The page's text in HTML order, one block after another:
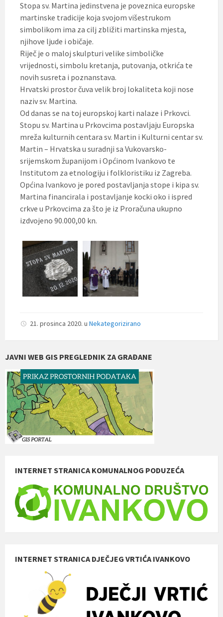
Stopa sv. Martina jedinstvena je poveznica europske
martinske tradicije koja svojom višestrukom
simbolikom ima za cilj zbližiti martinska mjesta,
njihove ljude i običaje.
Riječ je o maloj skulpturi velike simboličke
vrijednosti, simbolu kretanja, putovanja, otkrića te
novih susreta i poznanstava.
Hrvatski prostor čuva velik broj lokaliteta koji nose
naziv sv. Martina.
Od danas se na toj europskoj karti nalaze i Prkovci.
Stopu sv. Martina u Prkovcima postavljaju Europska
mreža kulturnih centara sv. Martin i Kulturni centar sv.
Martin – Hrvatska u suradnji sa Vukovarsko-
srijemskom županijom i Općinom Ivankovo te
Institutom za etnologiju i folkloristiku iz Zagreba.
Općina Ivankovo je pored postavljanja stope i kipa sv.
Martina financirala i postavljanje kocki oko i ispred
crkve u Prkovcima za što je iz Proračuna ukupno
izdvojeno 90.000,00 kn.
21. prosinca 2020. u Nekategorizirano
JAVNI WEB GIS PREGLEDNIK ZA GRAĐANE
INTERNET STRANICA KOMUNALNOG PODUZEĆA
INTERNET STRANICA DJEČJEG VRTIĆA IVANKOVO